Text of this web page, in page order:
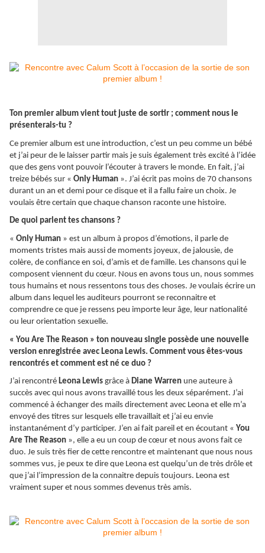
Ton premier album vient tout juste de sortir ; comment nous le
présenterais-tu ?
Ce premier album est une introduction, c’est un peu comme un bébé
et j’ai peur de le laisser partir mais je suis également très excité à l’idée
que des gens vont pouvoir l’écouter à travers le monde. En fait, j’ai
treize bébés sur « Only Human ». J’ai écrit pas moins de 70 chansons
durant un an et demi pour ce disque et il a fallu faire un choix. Je
voulais être certain que chaque chanson raconte une histoire.
De quoi parlent tes chansons ?
« Only Human » est un album à propos d’émotions, il parle de
moments tristes mais aussi de moments joyeux, de jalousie, de
colère, de confiance en soi, d’amis et de famille. Les chansons qui le
composent viennent du cœur. Nous en avons tous un, nous sommes
tous humains et nous ressentons tous des choses. Je voulais écrire un
album dans lequel les auditeurs pourront se reconnaitre et
comprendre ce que je ressens peu importe leur âge, leur nationalité
ou leur orientation sexuelle.
« You Are The Reason » ton nouveau single possède une nouvelle
version enregistrée avec Leona Lewis. Comment vous êtes-vous
rencontrés et comment est né ce duo ?
J’ai rencontré Leona Lewis grâce à Diane Warren une auteure à
succès avec qui nous avons travaillé tous les deux séparément. J’ai
commencé à échanger des mails directement avec Leona et elle m’a
envoyé des titres sur lesquels elle travaillait et j’ai eu envie
instantanément d’y participer. J’en ai fait pareil et en écoutant « You
Are The Reason », elle a eu un coup de cœur et nous avons fait ce
duo. Je suis très fier de cette rencontre et maintenant que nous nous
sommes vus, je peux te dire que Leona est quelqu’un de très drôle et
que j’ai l’impression de la connaitre depuis toujours. Leona est
vraiment super et nous sommes devenus très amis.